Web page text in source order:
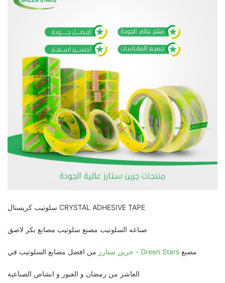
سلوتيب كريستال CRYSTAL ADHESIVE TAPE
صناعه السلوتيب مصنع سلوتيب مصانع بكر لاصق
مصنع جرين ستارز - Green Stars من افضل مصانع السلوتيب في
العاشر من رمضان و العبور و انشاص الصناعية